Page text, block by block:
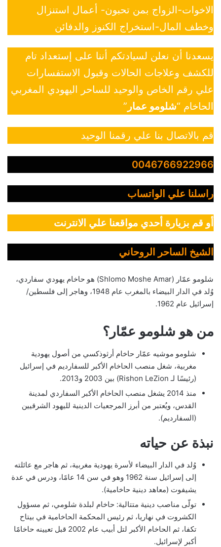
الاخوات-الزواج بمن تحبون- أعمال استنزال
وخطف المال-استخراج الكنوز والدفائن
يسعدنا أن نعلن لسيادتكم أننا على إستعداد تام
للكشف وعلاجات الحالات وقبول الاستفسارات
علي رقم الخاص والوحيد للساحر اليهودي المغربي
الحاخام “شلومو عمار ”
قم بالاتصال بنا علي رقمنا الوحيد
0046766922966
راسلنا علي الواتساب
أو قم بزيارة أحدي مواقعنا علي الانترنت
الشيخ الساحر الروحاني
شلومو عمّار (Shlomo Moshe Amar) هو حاخام يهودي سفاردي،
وُلد في الدار البيضاء بالمغرب عام 1948، وهاجر إلى فلسطين/
إسرائيل عام 1962.
من هو شلومو عمّار؟
شلومو موشيه عمّار حاخام أرثوذكسي من أصول يهودية
مغربية، شغل منصب الحاخام الأكبر للسفارديم في إسرائيل
(رئيسًا لـ Rishon LeZion) بين 2003 و2013.
منذ 2014 يشغل منصب الحاخام الأكبر السفاردي لمدينة
القدس، ويُعتبر من أبرز المرجعيات الدينية لليهود الشرقيين
(السفارديم).
نبذة عن حياته
وُلد في الدار البيضاء لأسرة يهودية مغربية، ثم هاجر مع عائلته
إلى إسرائيل سنة 1962 وهو في سن 14 عامًا، ودرس في عدة
يشيفوت (معاهد دينية حاخامية).
تولّى مناصب دينية متتالية: حاخام لبلدة شلومي، ثم مسؤول
الكشروت في نهاريا، ثم رئيس المحكمة الحاخامية في بيتاح
تكفا، ثم الحاخام الأكبر لتل أبيب عام 2002 قبل تعيينه حاخامًا
أكبر لإسرائيل.